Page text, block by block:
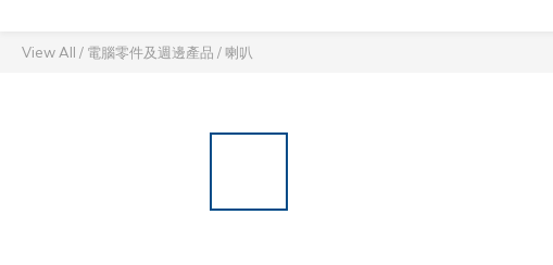
View All / 電腦零件及週邊產品 /喇叭